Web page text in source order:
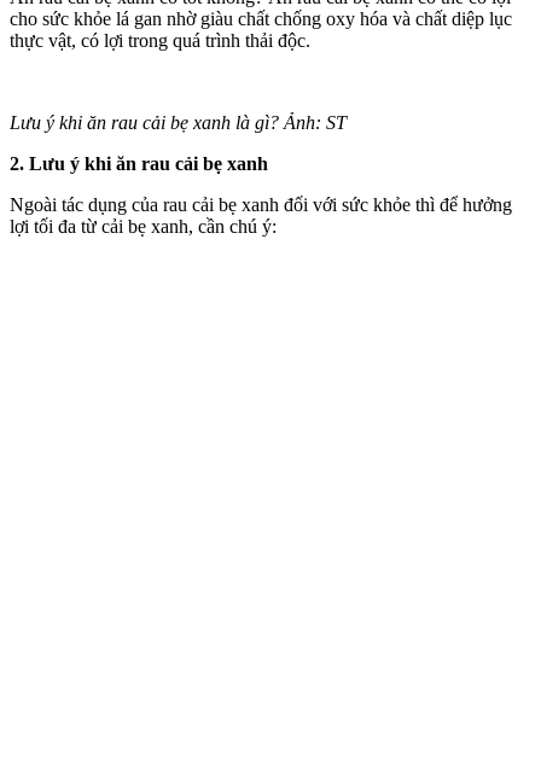
cho sức khỏe lá gan nhờ giàu chất chống oxy hóa và chất diệp lục
thực vật, có lợi trong quá trình thải độc.
Lưu ý khi ăn rau cải bẹ xanh là gì? Ảnh: ST
2. Lưu ý khi ăn rau cải bẹ xanh
Ngoài tác dụng của rau cải bẹ xanh đối với sức khỏe thì để hưởng
lợi tối đa từ cải bẹ xanh, cần chú ý: